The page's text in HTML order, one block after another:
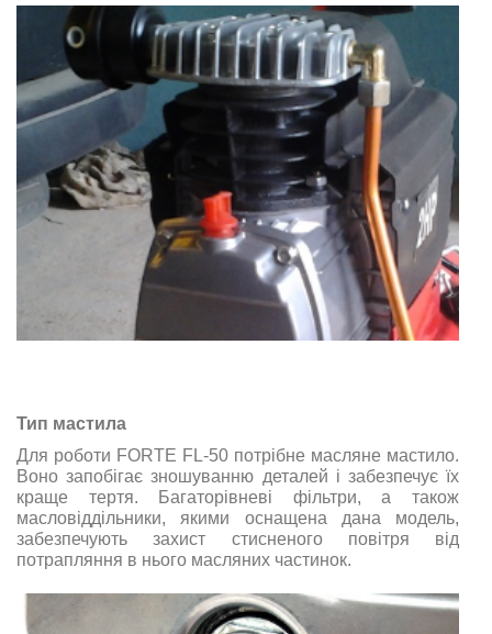
Тип мастила
Для роботи FORTE FL-50 потрібне масляне мастило.
Воно запобігає зношуванню деталей і забезпечує їх
краще тертя. Багаторівневі фільтри, а також
масловіддільники, якими оснащена дана модель,
забезпечують захист стисненого повітря від
потрапляння в нього масляних частинок.